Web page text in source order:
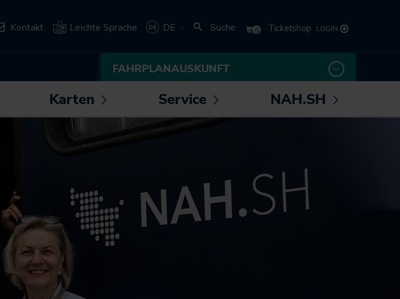
Kontakt Leichte Sprache
DE
Deutsch
English
Suche
FAHRPLANAUSKUNFT
Untermenü
Karten
Untermenü
öffnen /
Liniennetzpläne für
Schleswig-Holstein
Kartenbasierte
Abfrage zum
Bahnverkehr
Karten zum
Download
Service
Untermenü
los! - Das Magazin für
Nachhaltigkeitsmagazin
NAH.SH erleben
Sömmer
NAH.SH
Untermenü
Stellenangebote der
NAH.SH GmbH
Sei Teil der